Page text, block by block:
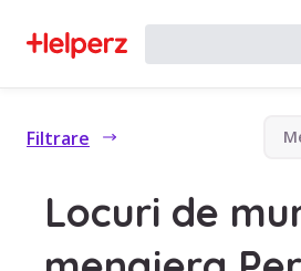
Filtrare
Locuri de